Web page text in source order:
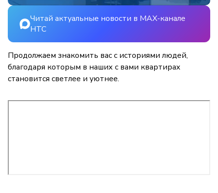
Читай актуальные новости в MAX-канале
НТС
Продолжаем знакомить вас с историями людей,
благодаря которым в наших с вами квартирах
становится светлее и уютнее.